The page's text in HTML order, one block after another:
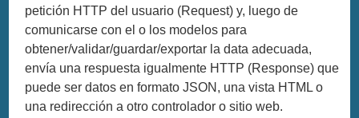
petición HTTP del usuario (Request) y, luego de
comunicarse con el o los modelos para
obtener/validar/guardar/exportar la data adecuada,
envía una respuesta igualmente HTTP (Response) que
puede ser datos en formato JSON, una vista HTML o
una redirección a otro controlador o sitio web.